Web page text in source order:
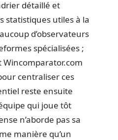
détaillé et
statistiques utiles à la
d’observateurs
spécialisées ;
centraliser ces
reste ensuite
qui joue tôt
n’aborde pas sa
manière qu’un